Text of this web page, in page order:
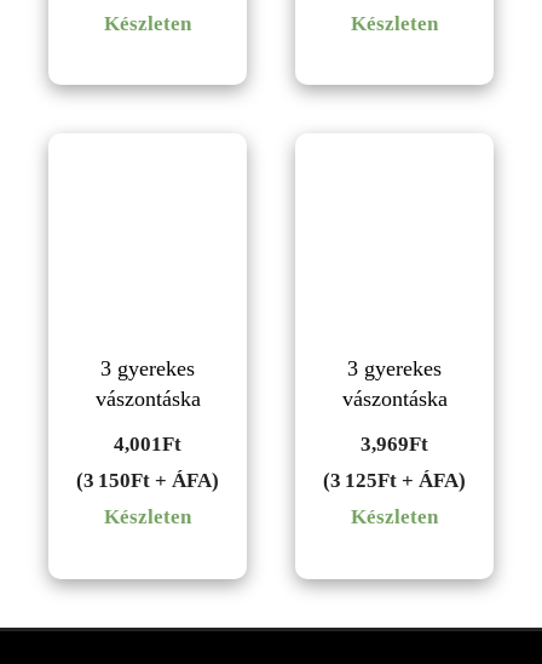
Készleten
Készleten
3 gyerekes
vászontáska
4,001Ft
(3 150Ft + ÁFA)
Készleten
3 gyerekes
vászontáska
3,969Ft
(3 125Ft + ÁFA)
Készleten